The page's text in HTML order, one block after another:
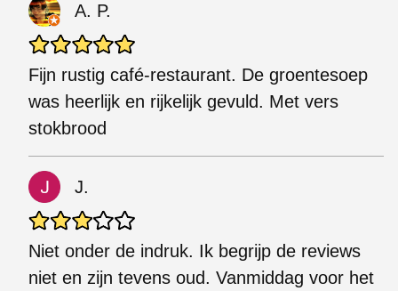
A. P.
Fijn rustig café-restaurant. De groentesoep
was heerlijk en rijkelijk gevuld. Met vers
stokbrood
J.
Niet onder de indruk. Ik begrijp de reviews
niet en zijn tevens oud. Vanmiddag voor het